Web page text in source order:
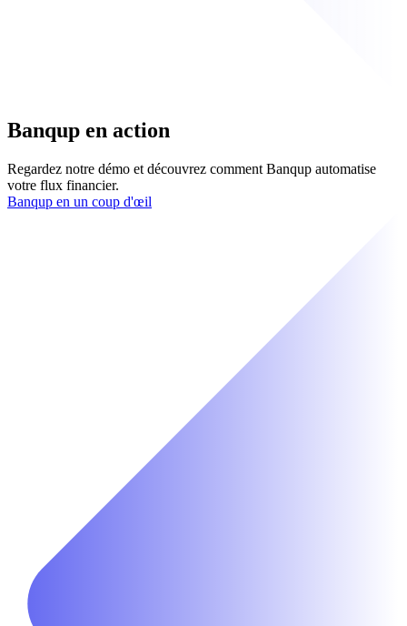
Banqup en action
Regardez notre démo et découvrez comment Banqup automatise
votre flux financier.
Banqup en un coup d'œil